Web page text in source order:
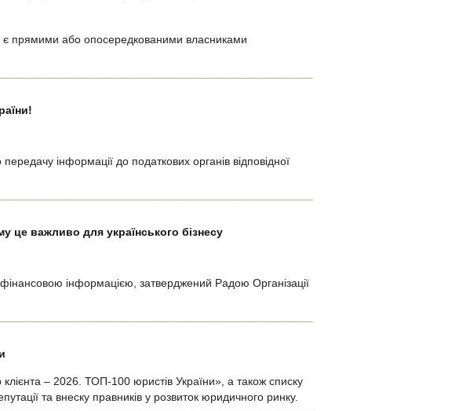
прямими або опосередкованими власниками
інформації до податкових органів відповідної
це важливо для українського бізнесу
інформацією, затверджений Радою Організації
– 2026. ТОП-100 юристів України», а також списку
та внеску правників у розвиток юридичного ринку.